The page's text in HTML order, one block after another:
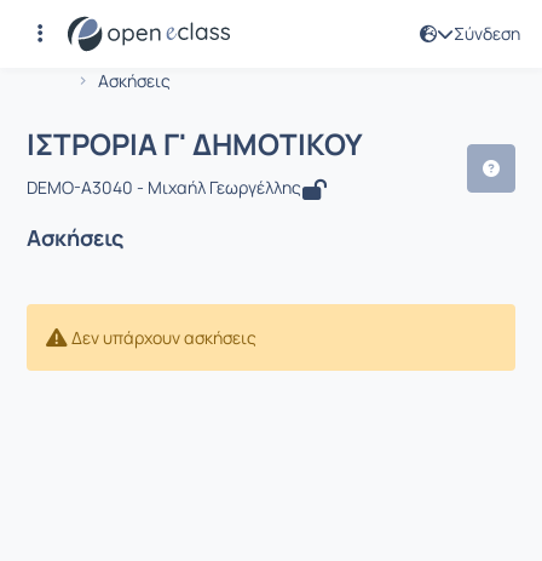
Σύνδεση
Αρχική Σελίδα
Ασκήσεις
Μάθημα : ΙΣΤΡΟΡΙΑ Γ' ΔΗΜΟΤΙΚΟΥ
ΙΣΤΡΟΡΙΑ Γ' ΔΗΜΟΤΙΚΟΥ
DEMO-A3040 - Μιχαήλ Γεωργέλλης
Ασκήσεις
Δεν υπάρχουν ασκήσεις